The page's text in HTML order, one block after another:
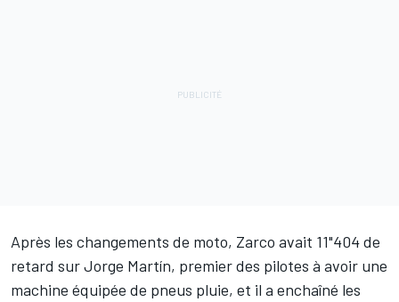
Après les changements de moto, Zarco avait 11"404 de
retard surJorge Martín, premier des pilotes à avoir une
machine équipée de pneus pluie, et il a enchaîné les